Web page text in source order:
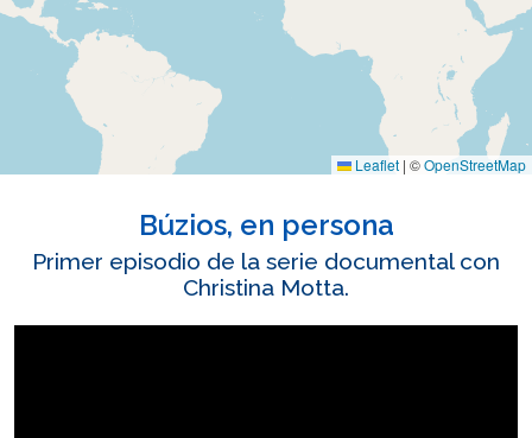
Leaflet | ©OpenStreetMap
Búzios, en persona
Primer episodio de la serie documental con
Christina Motta.